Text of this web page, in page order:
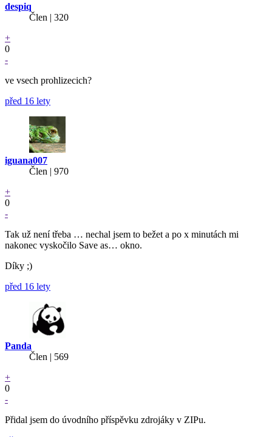
despiq
Člen | 320
+
0
-
ve vsech prohlizecich?
před 16 lety
iguana007
Člen | 970
+
0
-
Tak už není třeba … nechal jsem to bežet a po x minutách mi
nakonec vyskočilo Save as… okno.
Díky ;)
před 16 lety
Panda
Člen | 569
+
0
-
Přidal jsem do úvodního příspěvku zdrojáky v ZIPu.